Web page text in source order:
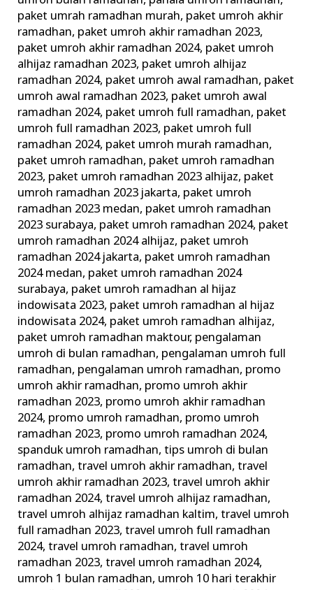
paket umrah ramadhan murah, paket umroh akhir
ramadhan, paket umroh akhir ramadhan 2023,
paket umroh akhir ramadhan 2024, paket umroh
alhijaz ramadhan 2023, paket umroh alhijaz
ramadhan 2024, paket umroh awal ramadhan, paket
umroh awal ramadhan 2023, paket umroh awal
ramadhan 2024, paket umroh full ramadhan, paket
umroh full ramadhan 2023, paket umroh full
ramadhan 2024, paket umroh murah ramadhan,
paket umroh ramadhan, paket umroh ramadhan
2023, paket umroh ramadhan 2023 alhijaz, paket
umroh ramadhan 2023 jakarta, paket umroh
ramadhan 2023 medan, paket umroh ramadhan
2023 surabaya, paket umroh ramadhan 2024, paket
umroh ramadhan 2024 alhijaz, paket umroh
ramadhan 2024 jakarta, paket umroh ramadhan
2024 medan, paket umroh ramadhan 2024
surabaya, paket umroh ramadhan al hijaz
indowisata 2023, paket umroh ramadhan al hijaz
indowisata 2024, paket umroh ramadhan alhijaz,
paket umroh ramadhan maktour, pengalaman
umroh di bulan ramadhan, pengalaman umroh full
ramadhan, pengalaman umroh ramadhan, promo
umroh akhir ramadhan, promo umroh akhir
ramadhan 2023, promo umroh akhir ramadhan
2024, promo umroh ramadhan, promo umroh
ramadhan 2023, promo umroh ramadhan 2024,
spanduk umroh ramadhan,tips umroh di bulan
ramadhan,travel umroh akhir ramadhan,travel
umroh akhir ramadhan 2023,travel umroh akhir
ramadhan 2024,travel umroh alhijaz ramadhan,
travel umroh alhijaz ramadhan kaltim,travel umroh
full ramadhan 2023,travel umroh full ramadhan
2024,travel umroh ramadhan,travel umroh
ramadhan 2023,travel umroh ramadhan 2024,
umroh 1 bulan ramadhan, umroh 10 hari terakhir